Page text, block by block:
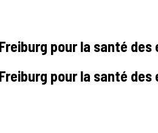
pour la santé
pour la santé